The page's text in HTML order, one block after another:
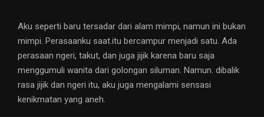
Aku seperti baru tersadar dari alam mimpi, namun ini bukan
mimpi. Perasaanku saat.itu bercampur menjadi satu. Ada
perasaan ngeri, takut, dan juga jijik karena baru saja
menggumuli wanita dari golongan siluman. Namun. dibalik
rasa jijik dan ngeri itu, aku juga mengalami sensasi
kenikmatan yang aneh.